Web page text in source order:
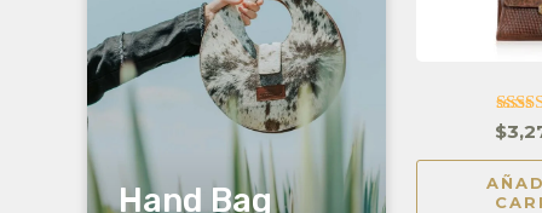
Hand Bag
Not your average
handbag
$